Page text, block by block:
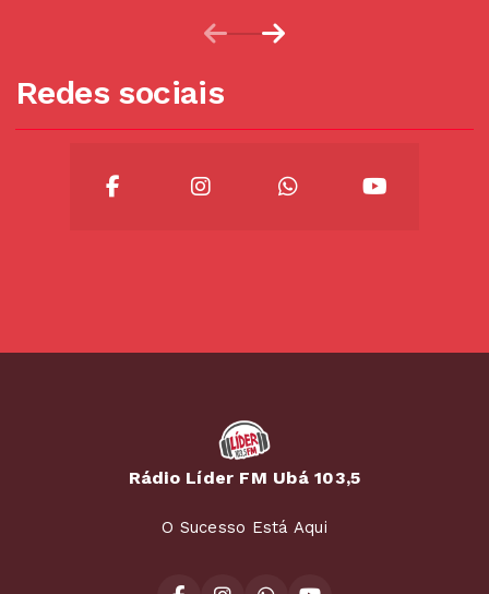
Redes sociais
Rádio Líder FM Ubá 103,5
O Sucesso Está Aqui